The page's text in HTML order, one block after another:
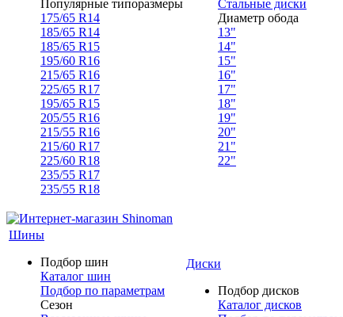
Популярные типоразмеры
175/65 R14
185/65 R14
185/65 R15
195/60 R16
215/65 R16
225/65 R17
195/65 R15
205/55 R16
215/55 R16
215/60 R17
225/60 R18
235/55 R17
235/55 R18
Стальные диски
Диаметр обода
13"
14"
15"
16"
17"
18"
19"
20"
21"
22"
Шины
Подбор шин
Каталог шин
Подбор по параметрам
Сезон
Диски
Подбор дисков
Каталог дисков